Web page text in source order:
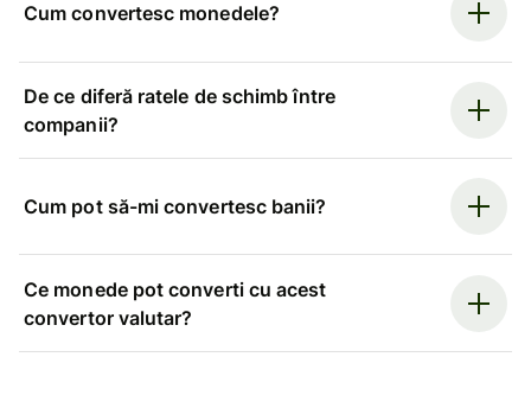
Cum convertesc monedele?
De ce diferă ratele de schimb între
companii?
Cum pot să-mi convertesc banii?
Ce monede pot converti cu acest
convertor valutar?